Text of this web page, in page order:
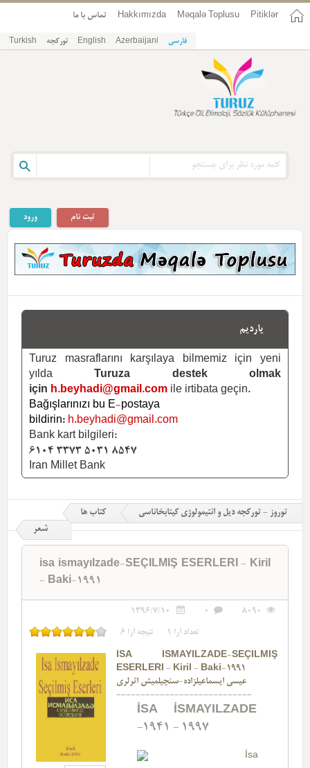
Pitiklər
Məqalə Toplusu
Hakkımızda تماس با ما
فارسی Azerbaijani
English تورکجه Turkish
ورود ثبت نام
یاردیم
Turuz masraflarını karşılaya bilmemiz için yeni
yılda
Turuza destek olmak
için h.beyhadi@gmail.com ile irtibata geçin.
Bağışlarınızı bu E-postaya
bildirin: h.beyhadi@gmail.com
Bank kart bilgileri:
6104 3373 5031 8547
Iran Millet Bank
توروز - تورکجه دیل و ائتیمولوژی کیتابخاناسی
کتاب ها
شعر
isa ismayılzade-SEÇILMIŞ ESERLERI - Kiril
- Baki-1991
8090
0
1396/7/10
تعداد آرا 1 نتیجه آرا 6
ISA ISMAYILZADE-SEÇILMIŞ
ESERLERI - Kiril - Baki-1991
عیسی ایسماعیلزاده-سئچیلمیش اثرلری
----------------------------
İSA İSMAYILZADE
-1941 - 1997
İsa